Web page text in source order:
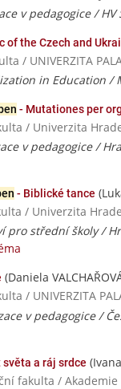
v pedagogice / HV
the Czech and
/ UNIVERZITA
in Education /
- Mutationes per
/ Univerzita
v pedagogice /
- Biblické tance
/ Univerzita
pro střední školy /
(Daniela
/ UNIVERZITA
v pedagogice /
a ráj srdce
fakulta /